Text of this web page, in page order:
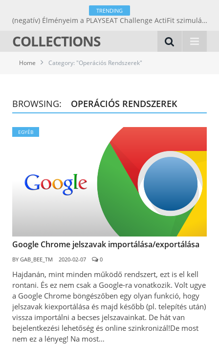
TRENDING
(negatív) Élményeim a PLAYSEAT Challenge ActiFit szimulátorüléssel.
COLLECTIONS
Home Category: "Operációs Rendszerek"
BROWSING: OPERÁCIÓS RENDSZEREK
EGYÉB
Google Chrome jelszavak importálása/exportálása
BY GAB_BEE_TM 2020-02-07 0
Hajdanán, mint minden működő rendszert, ezt is el kell
rontani. És ez nem csak a Google-ra vonatkozik. Volt ugye
a Google Chrome böngészőben egy olyan funkció, hogy
jelszavak kiexportálása és majd később (pl. telepítés után)
vissza importálni a becses jelszavainkat. De hát van
bejelentkezési lehetőség és online szinkronizál!De most
nem ez a lényeg! Na most…